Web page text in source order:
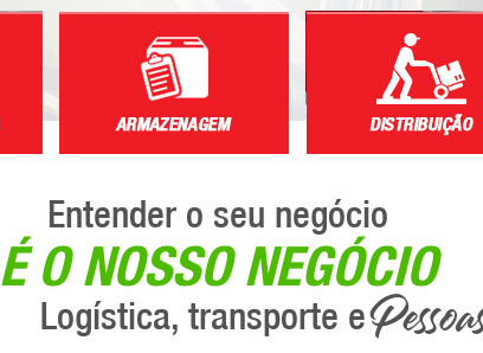
Entender o seu negócio
É O NOSSO NEGÓCIO
Logística, transporte e